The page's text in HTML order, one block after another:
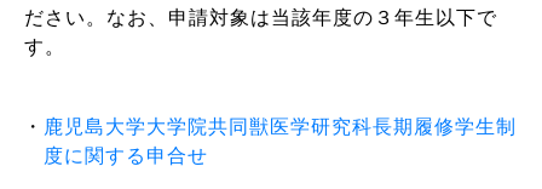
ださい。なお、申請対象は当該年度の３年生以下で
す。
・ 鹿児島大学大学院共同獣医学研究科長期履修学生制
度に関する申合せ